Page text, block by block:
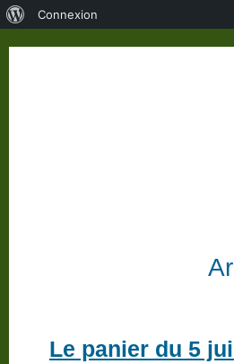
Le panier du 5
Connexion